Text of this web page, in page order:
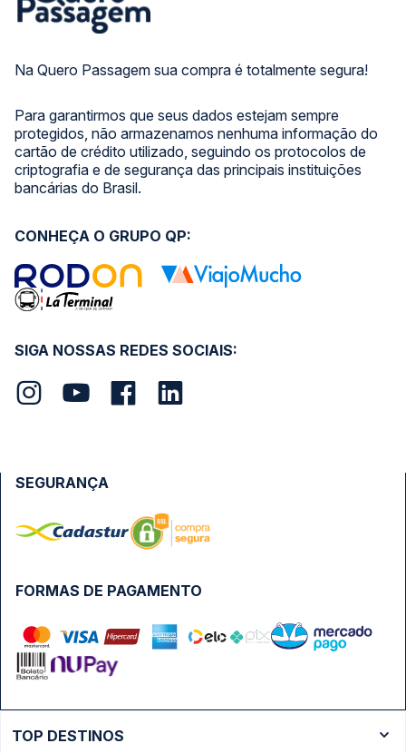
Na Quero Passagem sua compra é totalmente segura!
Para garantirmos que seus dados estejam sempre
protegidos, não armazenamos nenhuma informação do
cartão de crédito utilizado, seguindo os protocolos de
criptografia e de segurança das principais instituições
bancárias do Brasil.
SIGA NOSSAS REDES SOCIAIS:
CONHEÇA O GRUPO QP:
FORMAS DE PAGAMENTO
SEGURANÇA
TOP DESTINOS